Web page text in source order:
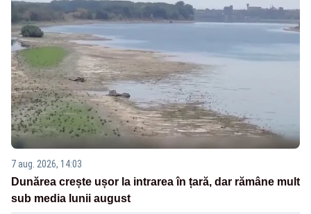
7 aug. 2026, 14:03
Dunărea crește ușor la intrarea în țară, dar rămâne mult
sub media lunii august